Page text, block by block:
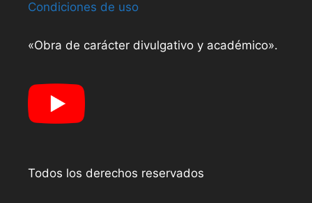
Condiciones de uso
«Obra de carácter divulgativo y académico».
Todos los derechos reservados